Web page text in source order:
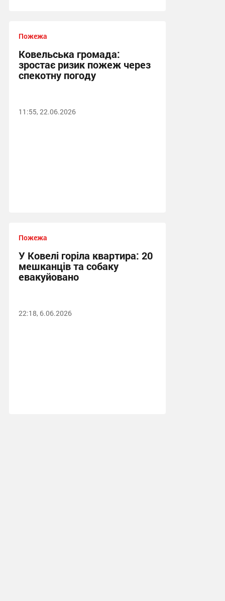
Пожежа
Ковельська громада:
зростає ризик пожеж через
спекотну погоду
11:55, 22.06.2026
Пожежа
У Ковелі горіла квартира: 20
мешканців та собаку
евакуйовано
22:18, 6.06.2026